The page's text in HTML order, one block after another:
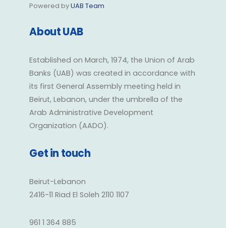
Powered byUAB Team
About UAB
Established on March, 1974, the Union of Arab
Banks (UAB) was created in accordance with
its first General Assembly meeting held in
Beirut, Lebanon, under the umbrella of the
Arab Administrative Development
Organization (AADO).
Get in touch
Beirut-Lebanon
2416-11 Riad El Soleh 2110 1107
961 1 364 885